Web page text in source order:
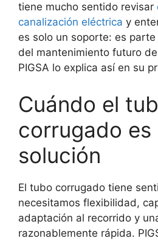
tiene mucho sentido revisar
canalización eléctrica y
es solo un soporte: es
del mantenimiento futuro
PIGSA lo explica así en su
Cuándo el
corrugado es
solución
El tubo corrugado tiene
necesitamos flexibilidad,
adaptación al recorrido y
razonablemente rápida.